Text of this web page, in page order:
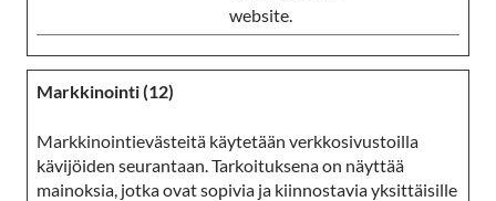
website.
Markkinointi (12)
Markkinointievästeitä käytetään verkkosivustoilla
kävijöiden seurantaan. Tarkoituksena on näyttää
mainoksia, jotka ovat sopivia ja kiinnostavia yksittäisille